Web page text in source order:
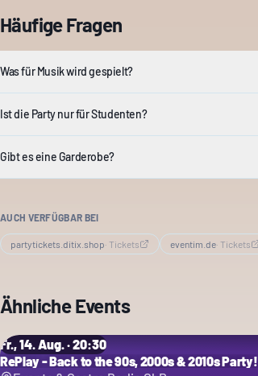
Häufige Fragen
Was für Musik wird gespielt?
Ist die Party nur für Studenten?
Gibt es eine Garderobe?
AUCH VERFÜGBAR BEI
partytickets.ditix.shop· Tickets eventim.de· Tickets
Ähnliche Events
Fr., 14. Aug. · 20:30
RePlay - Back to the 90s, 2000s & 2010s Party!